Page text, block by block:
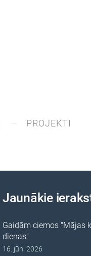
PROJEKTI
Jaunākie
Gaidām ciemos "Mājas
dienas"
16. jūn. 2026